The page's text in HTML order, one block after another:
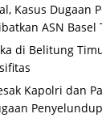
Kasus Dugaan
ASN
di Belitung
Kapolri dan